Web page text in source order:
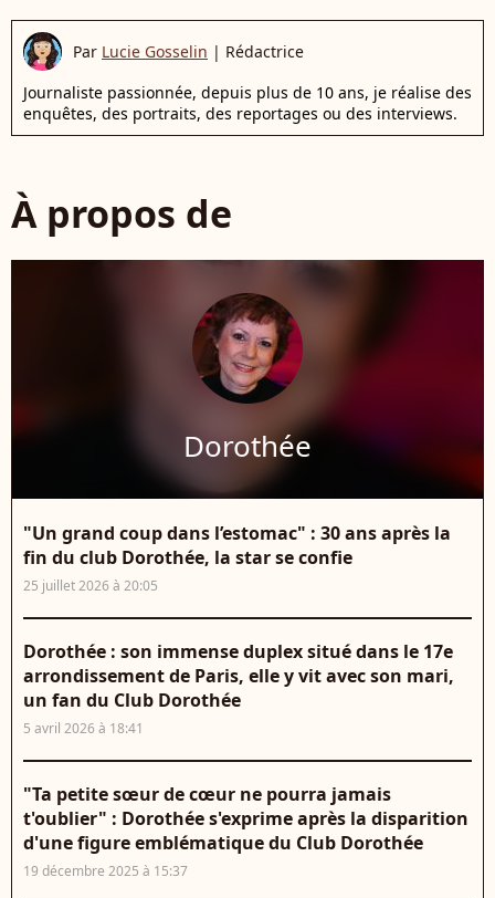
Par Lucie Gosselin | Rédactrice
Journaliste passionnée, depuis plus de 10 ans, je réalise des
enquêtes, des portraits, des reportages ou des interviews.
À propos de
Dorothée
"Un grand coup dans l’estomac" : 30 ans après la
fin du club Dorothée, la star se confie
25 juillet 2026 à 20:05
Dorothée : son immense duplex situé dans le 17e
arrondissement de Paris, elle y vit avec son mari,
un fan du Club Dorothée
5 avril 2026 à 18:41
"Ta petite sœur de cœur ne pourra jamais
t'oublier" : Dorothée s'exprime après la disparition
d'une figure emblématique du Club Dorothée
19 décembre 2025 à 15:37